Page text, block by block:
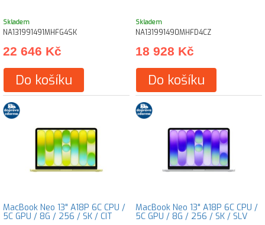
Skladem
NA131991491MHFG4SK
22 646 Kč
Do košíku
Skladem
NA131991490MHFD4CZ
18 928 Kč
Do košíku
MacBook Neo 13" A18P 6C CPU /
5C GPU / 8G / 256 / SK / CIT
MacBook Neo 13" A18P 6C CPU /
5C GPU / 8G / 256 / SK / SLV